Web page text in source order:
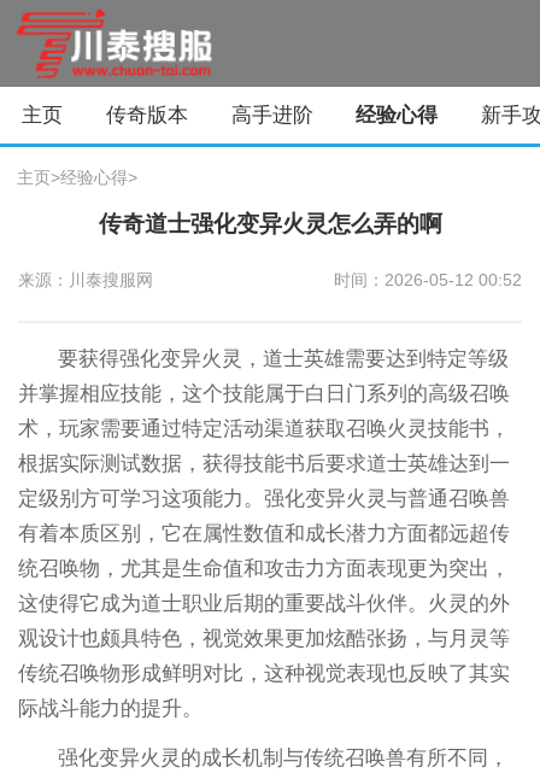
主页 传奇版本 高手进阶 经验心得 新手
主页>经验心得>
传奇道士强化变异火灵怎么弄的啊
来源：川泰搜服网 时间：2026-05-12 00:52
要获得强化变异火灵，道士英雄需要达到特定等级
并掌握相应技能，这个技能属于白日门系列的高级召唤
术，玩家需要通过特定活动渠道获取召唤火灵技能书，
根据实际测试数据，获得技能书后要求道士英雄达到一
定级别方可学习这项能力。强化变异火灵与普通召唤兽
有着本质区别，它在属性数值和成长潜力方面都远超传
统召唤物，尤其是生命值和攻击力方面表现更为突出，
这使得它成为道士职业后期的重要战斗伙伴。火灵的外
观设计也颇具特色，视觉效果更加炫酷张扬，与月灵等
传统召唤物形成鲜明对比，这种视觉表现也反映了其实
际战斗能力的提升。
强化变异火灵的成长机制与传统召唤兽有所不同，